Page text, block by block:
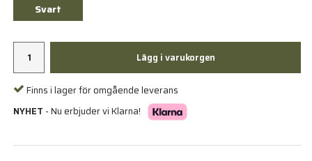
Svart
Lägg i varukorgen
Finns i lager för omgående leverans
NYHET - Nu erbjuder vi Klarna!